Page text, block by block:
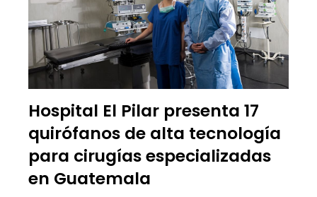
Hospital El Pilar presenta 17
quirófanos de alta tecnología
para cirugías especializadas
en Guatemala